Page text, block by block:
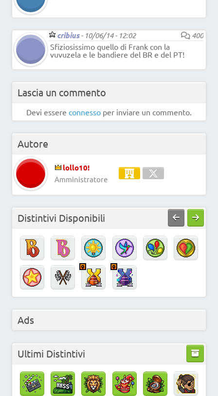
cribius- 10/06/14 - 12:02
400
Sfiziosissimo quello di Frank con la
vuvuzela e le bandiere del BR e del PT!
Lascia un commento
Devi essere connesso per inviare un commento.
Autore
lollo10!
Amministratore
Distintivi Disponibili
Ads
Ultimi Distintivi